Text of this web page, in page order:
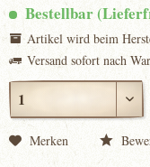
Bestellbar
Artikel wird beim
Versand sofort nach
Merken